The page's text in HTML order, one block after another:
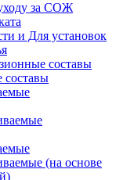
за СОЖ
и Для установок
составы
составы
(на основе